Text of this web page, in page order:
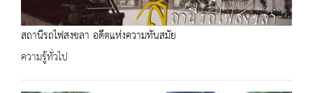
สถานีรถไฟสงขลา อดีตแห่งความทันสมัย
ความรู้ทั่วไป